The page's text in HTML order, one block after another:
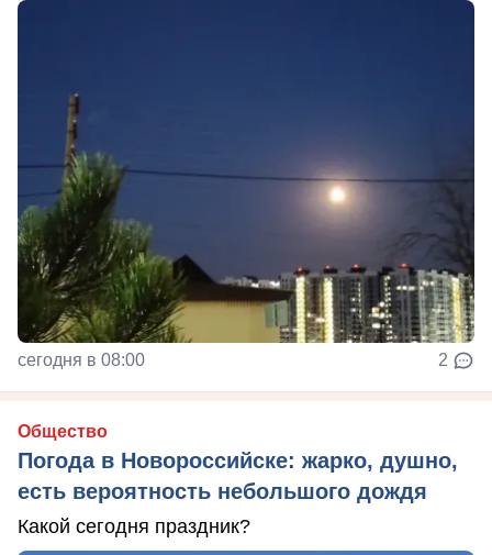
сегодня в 08:00 2
Общество
Погода в Новороссийске: жарко, душно,
есть вероятность небольшого дождя
Какой сегодня праздник?